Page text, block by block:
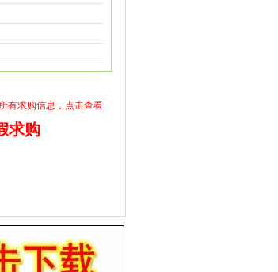
有求购信息，点击查看
求购